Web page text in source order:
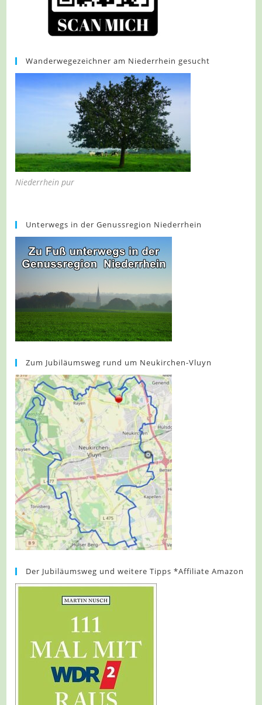
Wanderwegezeichner am Niederrhein gesucht
Niederrhein pur
Unterwegs in der Genussregion Niederrhein
Zum Jubiläumsweg rund um Neukirchen-Vluyn
Der Jubiläumsweg und weitere Tipps *Affiliate Amazon